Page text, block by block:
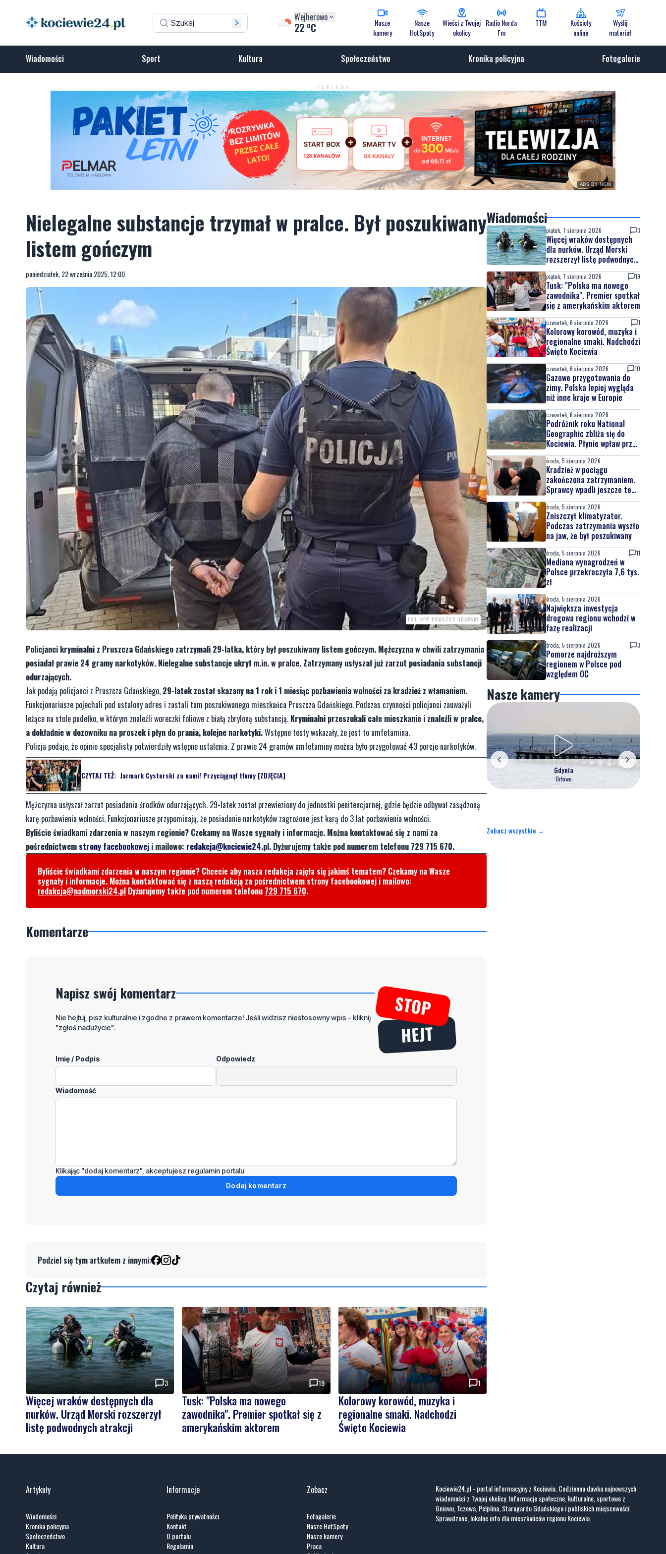
Wejherowo
22 oC
Nasze
kamery
Nasze
HotSpoty
Wieści z Twojej
okolicy
Radio Norda
Fm
TTM
Kościoły
online
Wyślij
materiał
Wiadomości Sport Kultura Społeczeństwo Kronika policyjna Fotogalerie
REKLAMA
ADS BY NGM
Nielegalne substancje trzymał w pralce. Był poszukiwany
listem gończym
poniedziałek, 22 września 2025, 12:00
FOT. KPP PRUSZCZ GDAŃSKI
Policjanci kryminalni z Pruszcza Gdańskiego zatrzymali 29-latka, który był poszukiwany listem gończym. Mężczyzna w chwili zatrzymania
posiadał prawie 24 gramy narkotyków. Nielegalne substancje ukrył m.in. w pralce. Zatrzymany usłyszał już zarzut posiadania substancji
odurzających.
Jak podają policjanci z Pruszcza Gdańskiego, 29-latek został skazany na 1 rok i 1 miesiąc pozbawienia wolności za kradzież z włamaniem.
Funkcjonariusze pojechali pod ustalony adres i zastali tam poszukiwanego mieszkańca Pruszcza Gdańskiego. Podczas czynności policjanci zauważyli
leżące na stole pudełko, w którym znaleźli woreczki foliowe z białą zbryloną substancją. Kryminalni przeszukali całe mieszkanie i znaleźli w pralce,
a dokładnie w dozowniku na proszek i płyn do prania, kolejne narkotyki.Wstępne testy wskazały, że jest to amfetamina.
Policja podaje, że opinie specjalisty potwierdziły wstępne ustalenia. Z prawie 24 gramów amfetaminy można było przygotować 43 porcje narkotyków.
CZYTAJ TEŻ: Jarmark Cysterski za nami! Przyciągnął tłumy [ZDJĘCIA]
Mężczyzna usłyszał zarzut posiadania środków odurzających. 29-latek został przewieziony do jednostki penitencjarnej, gdzie będzie odbywał zasądzoną
karę pozbawienia wolności. Funkcjonariusze przypominają, że posiadanie narkotyków zagrożone jest karą do 3 lat pozbawienia wolności.
Byliście świadkami zdarzenia w naszym regionie? Czekamy na Wasze sygnały i informacje. Można kontaktować się z nami za
pośrednictwem strony facebookowej i mailowo: redakcja@kociewie24.pl. Dyżurujemy także pod numerem telefonu 729 715 670.
Byliście świadkami zdarzenia w naszym regionie? Chcecie aby nasza redakcja zajęła się jakimś tematem? Czekamy na Wasze
sygnały i informacje. Można kontaktować się z naszą redakcją za pośrednictwem strony facebookowej i mailowo:
redakcja@nadmorski24.pl Dyżurujemy także pod numerem telefonu 729 715 670.
Komentarze
Napisz swój komentarz
Nie hejtuj, pisz kulturalnie i zgodne z prawem komentarze! Jeśli widzisz niestosowny wpis - kliknij
"zgłoś nadużycie".
Imię / Podpis Odpowiedz
Wiadomość
Klikając "dodaj komentarz", akceptujesz regulamin portalu
Dodaj komentarz
Podziel się tym artkułem z innymi:
Czytaj również
3
Więcej wraków dostępnych dla
nurków. Urząd Morski rozszerzył
listę podwodnych atrakcji
19
Tusk: "Polska ma nowego
zawodnika". Premier spotkał się z
amerykańskim aktorem
1
Kolorowy korowód, muzyka i
regionalne smaki. Nadchodzi
Święto Kociewia
Wiadomości
piątek, 7 sierpnia 2026 3
Więcej wraków dostępnych
dla nurków. Urząd Morski
rozszerzył listę podwodnych
atrakcji
piątek, 7 sierpnia 2026 19
Tusk: "Polska ma nowego
zawodnika". Premier spotkał
się z amerykańskim aktorem
czwartek, 6 sierpnia 2026 1
Kolorowy korowód, muzyka i
regionalne smaki. Nadchodzi
Święto Kociewia
czwartek, 6 sierpnia 2026 10
Gazowe przygotowania do
zimy. Polska lepiej wygląda
niż inne kraje w Europie
czwartek, 6 sierpnia 2026
Podróżnik roku National
Geographic zbliża się do
Kociewia. Płynie wpław przez
całą Wisłę
środa, 5 sierpnia 2026
Kradzież w pociągu
zakończona zatrzymaniem.
Sprawcy wpadli jeszcze tego
samego dnia
środa, 5 sierpnia 2026
Zniszczył klimatyzator.
Podczas zatrzymania wyszło
na jaw, że był poszukiwany
środa, 5 sierpnia 2026 11
Mediana wynagrodzeń w
Polsce przekroczyła 7,6 tys.
zł
środa, 5 sierpnia 2026
Największa inwestycja
drogowa regionu wchodzi w
fazę realizacji
środa, 5 sierpnia 2026 3
Pomorze najdroższym
regionem w Polsce pod
względem OC
Nasze kamery
Gdynia
Orłowo
Zobacz wszystkie →
Artykuły
Wiadomości
Kronika policyjna
Społeczeństwo
Kultura
Informacje
Polityka prywatności
Kontakt
O portalu
Regulamin
Zobacz
Fotogalerie
Nasze HotSpoty
Nasze kamery
Praca
Kociewie24.pl - portal informacyjny z Kociewia. Codzienna dawka najnowszych
wiadomości z Twojej okolicy. Informacje społeczne, kulturalne, sportowe z
Gniewu, Tczewa, Pelplina, Starogardu Gdańskiego i pobliskich miejscowości.
Sprawdzone, lokalne info dla mieszkańców regionu Kociewia.